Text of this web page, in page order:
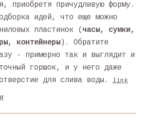
приобретя причудливую форму.
идей, что еще можно
пластинок ( часы, сумки,
контейнеры ). Обратите
- примерно так и выглядит и
горшок, и у него даже
для слива воды.
link